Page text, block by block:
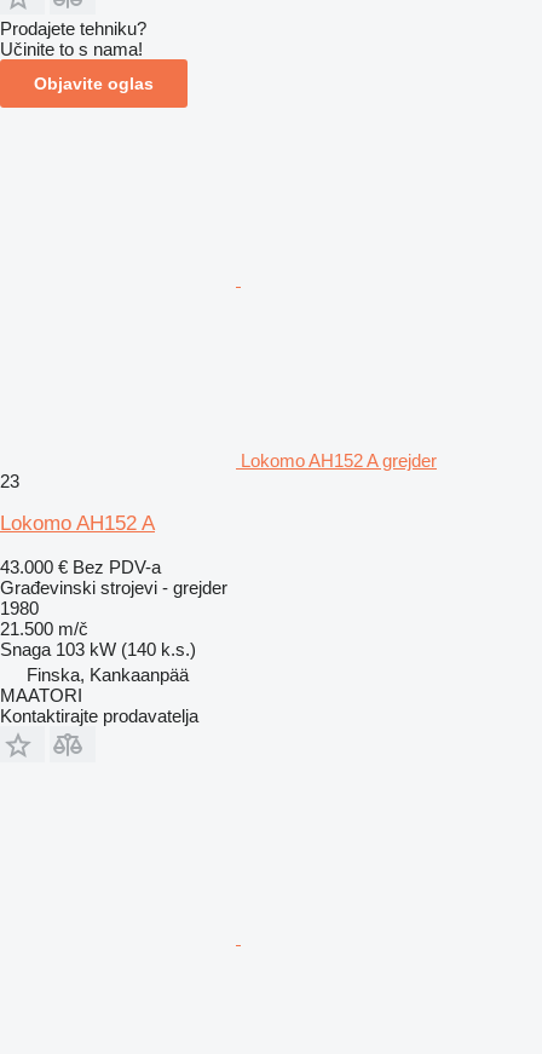
Prodajete tehniku?
Učinite to s nama!
Objavite oglas
Lokomo AH152 A grejder
23
Lokomo AH152 A
43.000 € Bez PDV-a
Građevinski strojevi - grejder
1980
21.500 m/č
Snaga 103 kW (140 k.s.)
Finska, Kankaanpää
MAATORI
Kontaktirajte prodavatelja